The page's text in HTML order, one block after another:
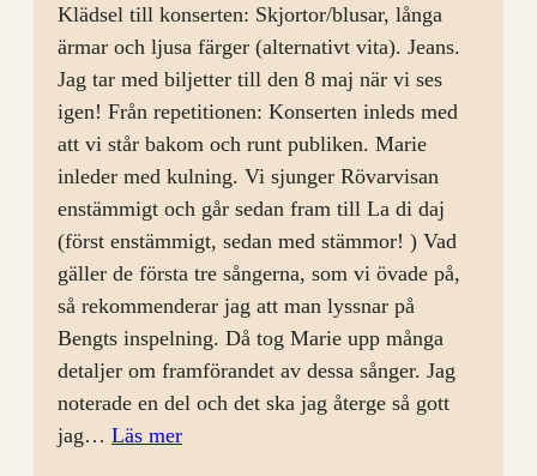
Klädsel till konserten: Skjortor/blusar, långa
ärmar och ljusa färger (alternativt vita). Jeans.
Jag tar med biljetter till den 8 maj när vi ses
igen! Från repetitionen: Konserten inleds med
att vi står bakom och runt publiken. Marie
inleder med kulning. Vi sjunger Rövarvisan
enstämmigt och går sedan fram till La di daj
(först enstämmigt, sedan med stämmor! ) Vad
gäller de första tre sångerna, som vi övade på,
så rekommenderar jag att man lyssnar på
Bengts inspelning. Då tog Marie upp många
detaljer om framförandet av dessa sånger. Jag
noterade en del och det ska jag återge så gott
jag… Läs mer: